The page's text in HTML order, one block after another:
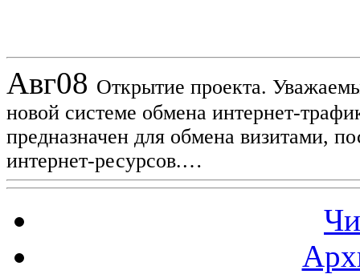
Авг08 Открытие проекта.
новой системе обмена интернет-
предназначен для обмена визитами,
интернет-ресурсов.…